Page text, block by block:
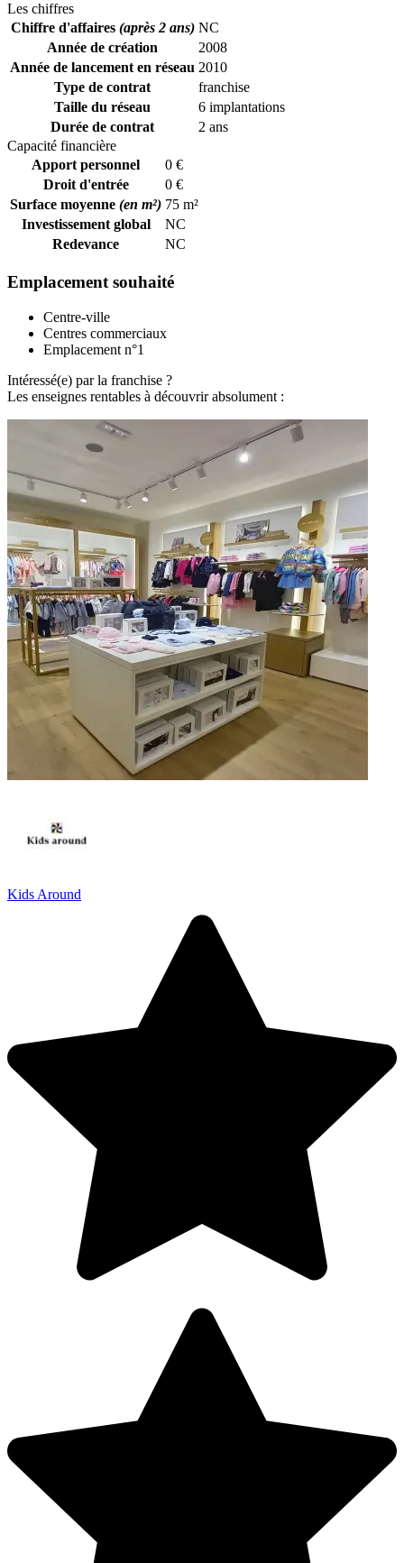
Les chiffres
Chiffre d'affaires (après 2 ans) NC
Année de création
2008
Année de lancement en réseau 2010
Type de contrat
franchise
Taille du réseau
6 implantations
Durée de contrat
2 ans
Capacité financière
Apport personnel
0 €
Droit d'entrée
0 €
Surface moyenne (en m²) 75 m²
Investissement global
NC
Redevance
NC
Emplacement souhaité
Centre-ville
Centres commerciaux
Emplacement n°1
Intéressé(e) par la franchise ?
Les enseignes rentables à découvrir absolument :
Kids Around